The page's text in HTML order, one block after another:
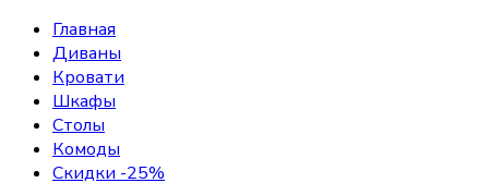
Главная
Диваны
Кровати
Шкафы
Столы
Комоды
Скидки -25%